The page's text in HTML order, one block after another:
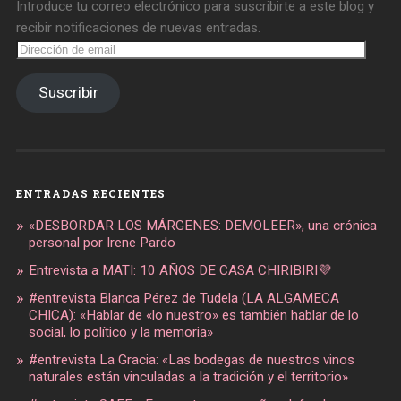
Introduce tu correo electrónico para suscribirte a este blog y
recibir notificaciones de nuevas entradas.
Dirección
de
Suscribir
ENTRADAS RECIENTES
«DESBORDAR LOS MÁRGENES: DEMOLEER», una crónica
personal por Irene Pardo
Entrevista a MATI: 10 AÑOS DE CASA CHIRIBIRI💜
#entrevista Blanca Pérez de Tudela (LA ALGAMECA
CHICA): «Hablar de «lo nuestro» es también hablar de lo
social, lo político y la memoria»
#entrevista La Gracia: «Las bodegas de nuestros vinos
naturales están vinculadas a la tradición y el territorio»